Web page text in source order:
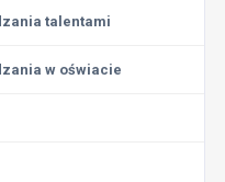
talentami
w oświacie